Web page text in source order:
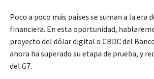
Poco a poco más países se suman a la era
financiera. En esta oportunidad,
proyecto del dólar digital o CBDC del
ahora ha superado su etapa de prueba, y
del G7.